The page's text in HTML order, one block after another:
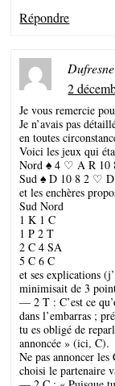
Répondre
2
Je vous remercie
Je n’avais pas
en toutes
Voici les jeux qui
Nord ♠ 4 ♡ A R 10
Sud ♠ D 10 8 2 ♡
et les enchères
Sud Nord
1 K 1 C
1 P 2 T
2 C 4 SA
5 C 6 C
et ses explications
minimisait de 3
— 2 T : C’est ce
dans l’embarras ;
tu es obligé de
annoncée » (ici, C).
Ne pas annoncer
choisi le partenaire